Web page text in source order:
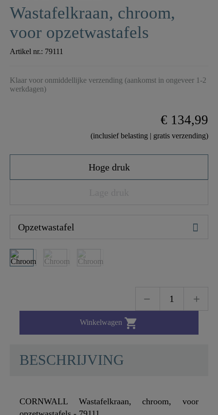
Wastafelkraan, chroom,
voor opzetwastafels
Artikel nr.: 79111
Klaar voor onmiddellijke verzending (aankomst in ongeveer 1-2
werkdagen)
€ 134,99
(inclusief belasting | gratis verzending)
Hoge druk
Winkelwagen 
BESCHRIJVING
CORNWALL Wastafelkraan, chroom, voor